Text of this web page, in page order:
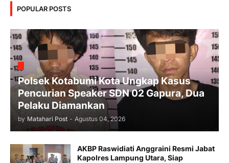
POPULAR POSTS
Polsek Kotabumi Kota Ungkap Kasus
Pencurian Speaker SDN 02 Gapura, Dua
Pelaku Diamankan
by Matahari Post - Agustus 04, 2026
AKBP Raswidiati Anggraini Resmi Jabat
Kapolres Lampung Utara, Siap